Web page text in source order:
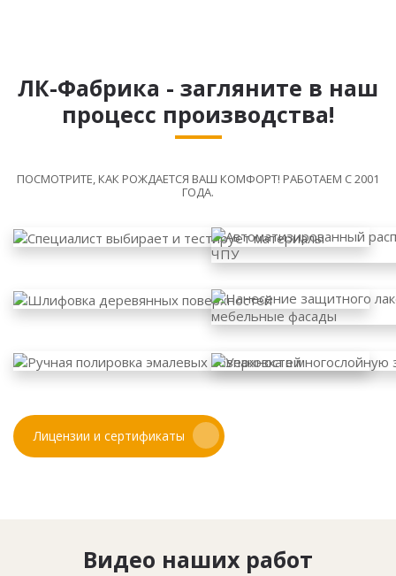
ЛК-Фабрика - загляните в наш
процесс производства!
ПОСМОТРИТЕ, КАК РОЖДАЕТСЯ ВАШ КОМФОРТ! РАБОТАЕМ С 2001
ГОДА.
Лицензии и сертификаты
Видео наших работ